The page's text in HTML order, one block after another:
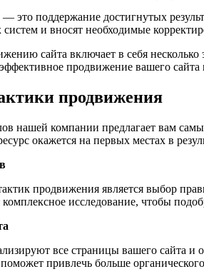
это поддержание достигнутых
и вносят необходимые
сайта включает в себя
продвижение вашего сайта
продвижения
нашей компании предлагает вам
окажется на первых местах в
продвижения является выбор
исследование, чтобы
все страницы вашего сайта
привлечь больше